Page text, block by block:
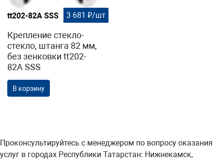
tt202-82А SSS 3 681 ₽/шт
Крепление стекло-
стекло, штанга 82 мм,
без зенковки tt202-
82А SSS
В корзину
Проконсультируйтесь с менеджером по вопросу оказания
услуг в городах Республики Татарстан: Нижнекамск,